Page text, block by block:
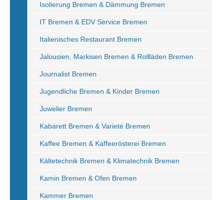
Isolierung Bremen & Dämmung Bremen
IT Bremen & EDV Service Bremen
Italienisches Restaurant Bremen
Jalousien, Markisen Bremen & Rollläden Bremen
Journalist Bremen
Jugendliche Bremen & Kinder Bremen
Juwelier Bremen
Kabarett Bremen & Varieté Bremen
Kaffee Bremen & Kaffeerösterei Bremen
Kältetechnik Bremen & Klimatechnik Bremen
Kamin Bremen & Ofen Bremen
Kammer Bremen